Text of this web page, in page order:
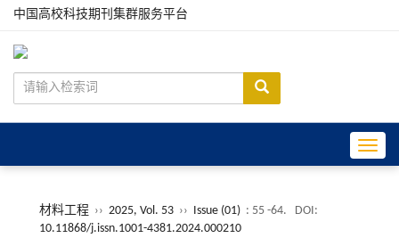
中国高校科技期刊集群服务平台
材料工程 ›› 2025, Vol. 53 ›› Issue (01) : 55 -64.
DOI:
10.11868/j.issn.1001-4381.2024.000210